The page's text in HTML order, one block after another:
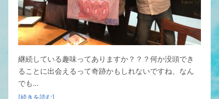
継続している趣味ってありますか？？？何か没頭でき
ることに出会えるって奇跡かもしれないですね、なん
でも...
[続きを読む]